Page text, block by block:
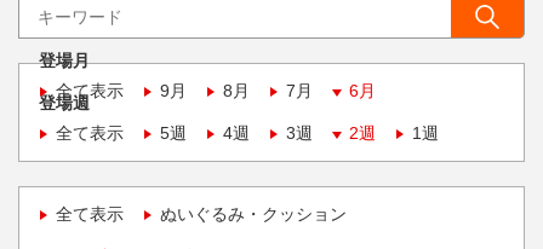
登場月
全て表示
9月 8月 7月 6月
登場週
全て表示
5週 4週 3週 2週 1週
全て表示 ぬいぐるみ・クッション